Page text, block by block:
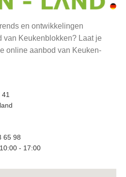
en ontwikkelingen
van Keukenblokken? Laat je
online aanbod van Keuken-
41
65 98
- 17:00